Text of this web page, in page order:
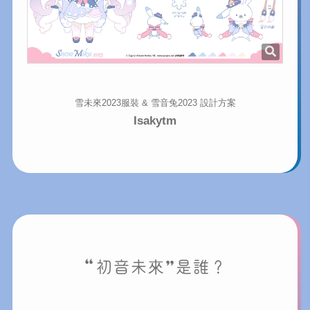
雪未來2023服裝 & 雪音兔2023 設計方案
Isakytm
“初音未來”是誰？